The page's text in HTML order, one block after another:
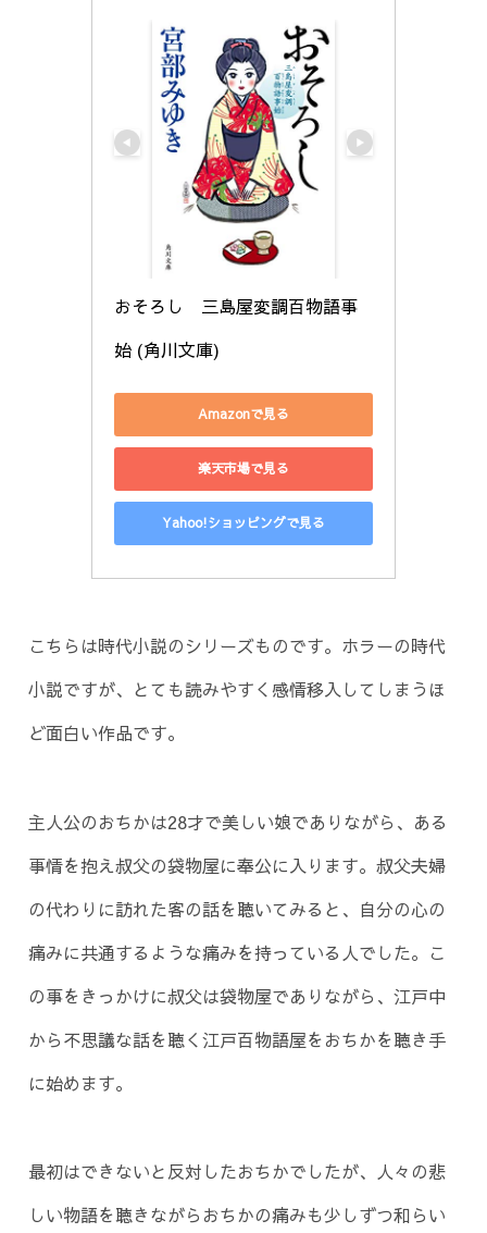
おそろし　三島屋変調百物語事
始 (角川文庫)
Amazonで見る
楽天市場で見る
Yahoo!ショッピングで見る
こちらは時代小説のシリーズものです。ホラーの時代
小説ですが、とても読みやすく感情移入してしまうほ
ど面白い作品です。
主人公のおちかは28才で美しい娘でありながら、ある
事情を抱え叔父の袋物屋に奉公に入ります。叔父夫婦
の代わりに訪れた客の話を聴いてみると、自分の心の
痛みに共通するような痛みを持っている人でした。こ
の事をきっかけに叔父は袋物屋でありながら、江戸中
から不思議な話を聴く江戸百物語屋をおちかを聴き手
に始めます。
最初はできないと反対したおちかでしたが、人々の悲
しい物語を聴きながらおちかの痛みも少しずつ和らい